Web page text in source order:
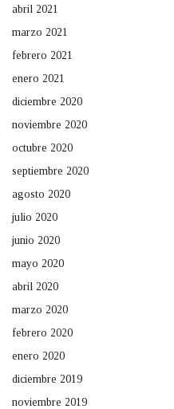
abril 2021
marzo 2021
febrero 2021
enero 2021
diciembre 2020
noviembre 2020
octubre 2020
septiembre 2020
agosto 2020
julio 2020
junio 2020
mayo 2020
abril 2020
marzo 2020
febrero 2020
enero 2020
diciembre 2019
noviembre 2019